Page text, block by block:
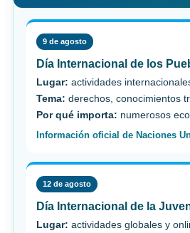
9 de agosto
Día Internacional de los
Lugar: actividades
Tema: derechos, conocimientos
Por qué importa: numerosos
Información oficial de Naciones
12 de agosto
Día Internacional de la
Lugar: actividades globales y